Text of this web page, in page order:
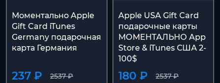
Моментально Apple
Gift Card iTunes
Germany подарочная
карта Германия
2537 ₽
237 ₽
Apple USA Gift Card
подарочные карты
МОМЕНТАЛЬНО App
Store & iTunes США 2-
100$
2537 ₽
180 ₽